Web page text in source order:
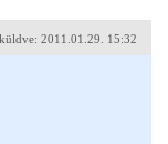
2011.01.29. 15:32